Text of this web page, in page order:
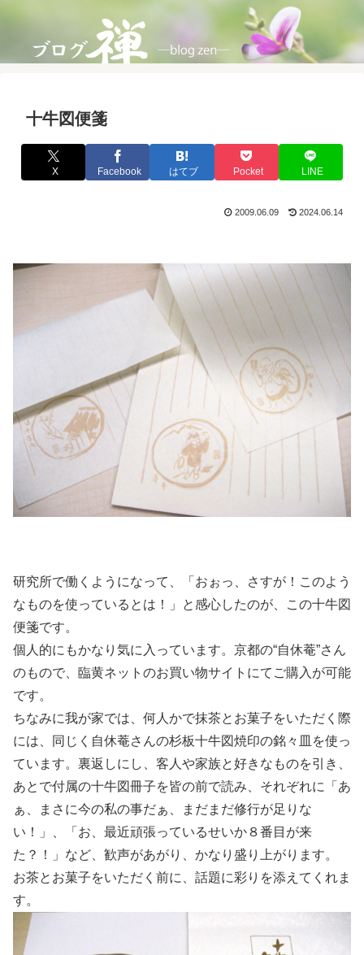
十牛図便箋
X Facebook はてブ Pocket LINE
2009.06.09 2024.06.14
研究所で働くようになって、「おぉっ、さすが！このよう
なものを使っているとは！」と感心したのが、この十牛図
便箋です。
個人的にもかなり気に入っています。京都の“自休菴”さん
のもので、臨黄ネットのお買い物サイトにてご購入が可能
です。
ちなみに我が家では、何人かで抹茶とお菓子をいただく際
には、同じく自休菴さんの杉板十牛図焼印の銘々皿を使っ
ています。裏返しにし、客人や家族と好きなものを引き、
あとで付属の十牛図冊子を皆の前で読み、それぞれに「あ
ぁ、まさに今の私の事だぁ、まだまだ修行が足りな
い！」、「お、最近頑張っているせいか８番目が来
た？！」など、歓声があがり、かなり盛り上がります。
お茶とお菓子をいただく前に、話題に彩りを添えてくれま
す。